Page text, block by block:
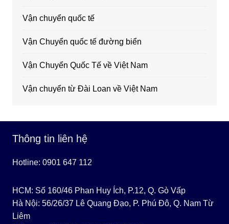
Vận chuyển quốc tế
Vận Chuyển quốc tế đường biển
Vận Chuyển Quốc Tế về Việt Nam
Vận chuyển từ Đài Loan về Việt Nam
Thông tin liên hệ
Hotline: 0901 647 112
HCM: Số 160/46 Phan Huy Ích, P.12, Q. Gò Vấp
Hà Nội: 56/26/37 Lê Quang Đạo, P. Phú Đô, Q. Nam Từ
Liêm